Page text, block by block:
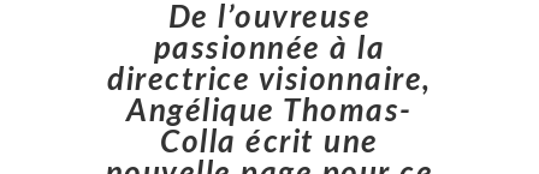
De l’ouvreuse
passionnée à la
directrice visionnaire,
Angélique Thomas-
Colla écrit une